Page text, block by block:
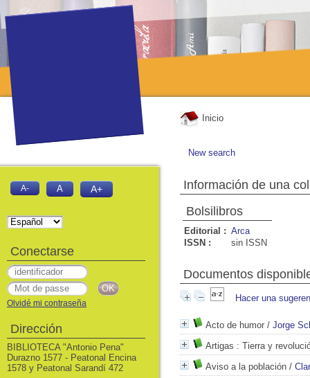
Inicio
New search
Información de una
Bolsilibros
Editorial : Arca
ISSN :
sin ISSN
Documentos
Hacer una
Acto de humor / Jorge
Artigas : Tierra y
Aviso a la población /
A- A A+
Conectarse
Olvidé mi contraseña
Dirección
BIBLIOTECA "Antonio Pena"
Durazno 1577 - Peatonal Encina
1578 y Peatonal Sarandí 472